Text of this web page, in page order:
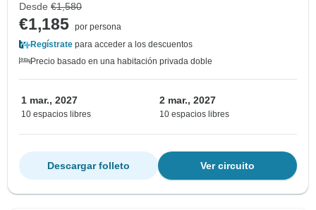
Desde €1,580
€1,185 por persona
Regístrate para acceder a los descuentos
Precio basado en una habitación privada doble
1 mar., 2027
10 espacios libres
2 mar., 2027
10 espacios libres
Ver circuito
Descargar folleto